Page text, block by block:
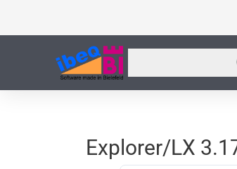
Explorer/LX